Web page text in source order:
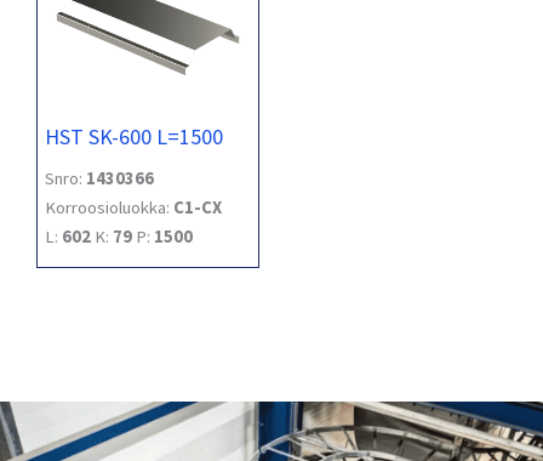
HST SK-600 L=1500
Snro: 1430366
Korroosioluokka: C1-CX
L: 602 K: 79 P: 1500